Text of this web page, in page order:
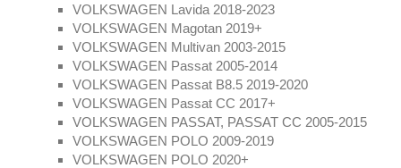
VOLKSWAGEN Lavida 2018-2023
VOLKSWAGEN Magotan 2019+
VOLKSWAGEN Multivan 2003-2015
VOLKSWAGEN Passat 2005-2014
VOLKSWAGEN Passat B8.5 2019-2020
VOLKSWAGEN Passat CC 2017+
VOLKSWAGEN PASSAT, PASSAT CC 2005-2015
VOLKSWAGEN POLO 2009-2019
VOLKSWAGEN POLO 2020+